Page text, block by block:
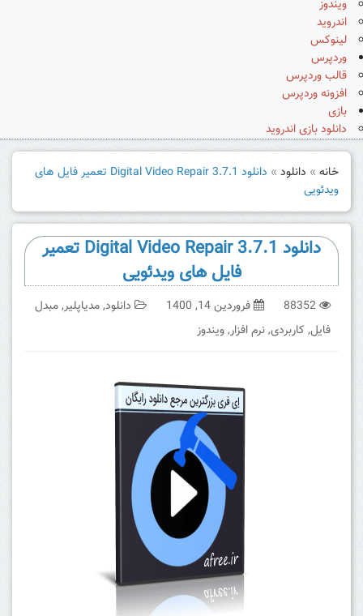
ویندوز
اندروید
لینوکس
وردپرس
قالب وردپرس
افزونه وردپرس
بازی
دانلود بازی اندروید
خانه » دانلود »
دانلود Digital Video Repair 3.7.1 تعمیر فایل های
ویدئویی
دانلود Digital Video Repair 3.7.1 تعمیر
فایل های ویدئویی
88352 فروردین 14, 1400 دانلود,مدیاپلیر,مبدل
فایل, کاربردی,نرم افزار,ویندوز